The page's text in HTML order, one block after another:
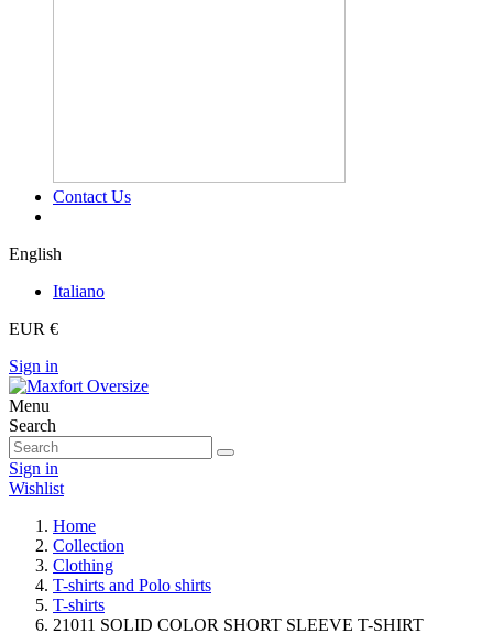
Contact Us
English
Italiano
EUR €
Sign in
Menu
Search
Sign in
Wishlist
Home
Collection
Clothing
T-shirts and Polo shirts
T-shirts
21011 SOLID COLOR SHORT SLEEVE T-SHIRT